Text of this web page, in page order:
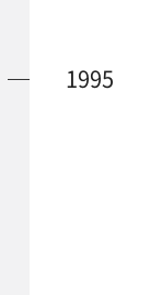
1995